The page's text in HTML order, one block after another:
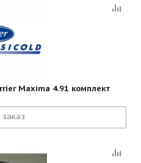
Maxima 4.91 комплект